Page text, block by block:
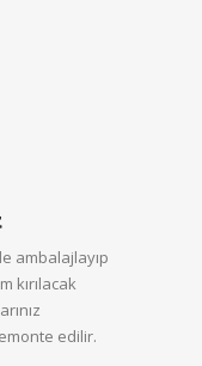
ambalajlayıp
kırılacak
edilir.